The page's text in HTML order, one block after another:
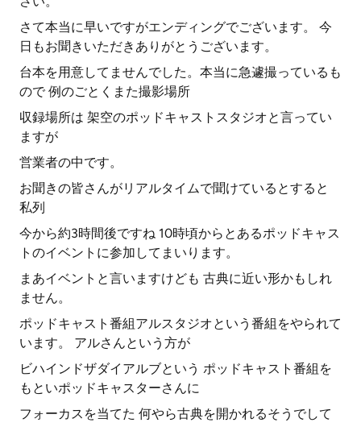
さて本当に早いですがエンディングでございます。 今
日もお聞きいただきありがとうございます。
台本を用意してませんでした。本当に急遽撮っているも
ので 例のごとくまた撮影場所
収録場所は 架空のポッドキャストスタジオと言ってい
ますが
営業者の中です。
お聞きの皆さんがリアルタイムで聞けているとすると
私列
今から約3時間後ですね 10時頃からとあるポッドキャス
トのイベントに参加してまいります。
まあイベントと言いますけども 古典に近い形かもしれ
ません。
ポッドキャスト番組アルスタジオという番組をやられて
います。 アルさんという方が
ビハインドザダイアルブという ポッドキャスト番組を
もといポッドキャスターさんに
フォーカスを当てた 何やら古典を開かれるそうでして